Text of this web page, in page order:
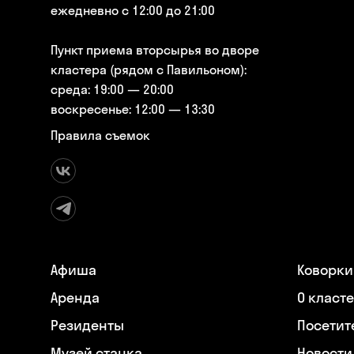
ежедневно с 12:00 до 21:00
Пункт приема вторсырья во дворе
кластера (рядом с Павильоном):
среда: 19:00 — 20:00
воскресенье: 12:00 — 13:30
Правила съемок
Афиша
Аренда
Резиденты
О